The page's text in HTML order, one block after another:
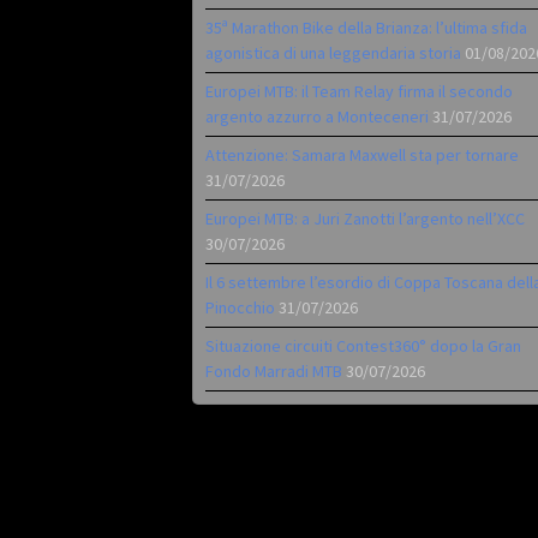
35ª Marathon Bike della Brianza: l’ultima sfida
agonistica di una leggendaria storia 01/08/
Europei MTB: il Team Relay firma il secondo
argento azzurro a Monteceneri 31/07/2026
Attenzione: Samara Maxwell sta per tornare
31/07/2026
Europei MTB: a Juri Zanotti l’argento nell’XCC
30/07/2026
Il 6 settembre l’esordio di Coppa Toscana
Pinocchio 31/07/2026
Situazione circuiti Contest360° dopo la Gran
Fondo Marradi MTB 30/07/2026